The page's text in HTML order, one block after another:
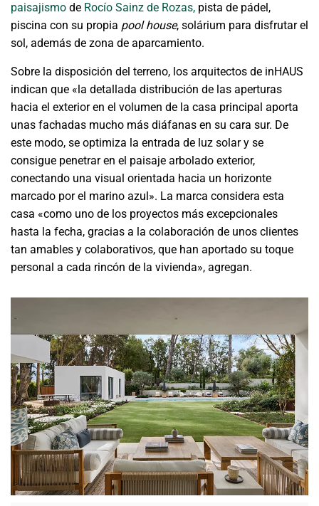
paisajismo de Rocío Sainz de Rozas, pista de pádel,
piscina con su propia pool house, solárium para disfrutar el
sol, además de zona de aparcamiento.
Sobre la disposición del terreno, los arquitectos de inHAUS
indican que «la detallada distribución de las aperturas
hacia el exterior en el volumen de la casa principal aporta
unas fachadas mucho más diáfanas en su cara sur. De
este modo, se optimiza la entrada de luz solar y se
consigue penetrar en el paisaje arbolado exterior,
conectando una visual orientada hacia un horizonte
marcado por el marino azul». La marca considera esta
casa «como uno de los proyectos más excepcionales
hasta la fecha, gracias a la colaboración de unos clientes
tan amables y colaborativos, que han aportado su toque
personal a cada rincón de la vivienda», agregan.